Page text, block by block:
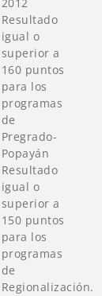
2012
Resultado
igual o
superior a
160 puntos
para los
programas
de
Pregrado-
Popayán
Resultado
igual o
superior a
150 puntos
para los
programas
de
Regionalización.